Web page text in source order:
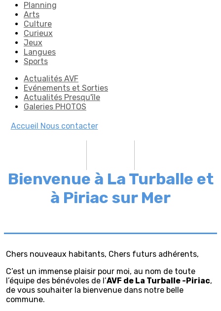
Planning
Arts
Culture
Curieux
Jeux
Langues
Sports
Actualités AVF
Evénements et Sorties
Actualités Presqu'île
Galeries PHOTOS
Accueil Nous contacter
Bienvenue à La Turballe et
à Piriac sur Mer
Chers nouveaux habitants, Chers futurs adhérents,
C’est un immense plaisir pour moi, au nom de toute
l’équipe des bénévoles de l’AVF de La Turballe -Piriac,
de vous souhaiter la bienvenue dans notre belle
commune.